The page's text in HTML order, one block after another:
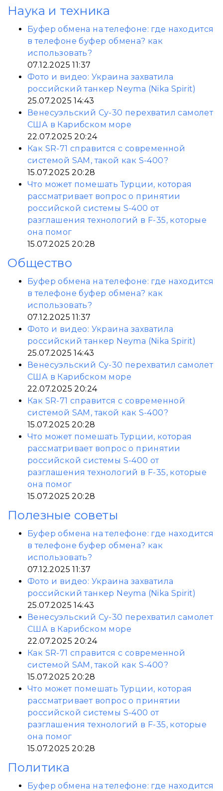
Наука и техника
Буфер обмена на телефоне: где находится
в телефоне буфер обмена? как
использовать?
07.12.2025 11:37
Фото и видео: Украина захватила
российский танкер Neyma (Nika Spirit)
25.07.2025 14:43
Венесуэльский Су-30 перехватил самолет
США в Карибском море
22.07.2025 20:24
Как SR-71 справится с современной
системой SAM, такой как S-400?
15.07.2025 20:28
Что может помешать Турции, которая
рассматривает вопрос о принятии
российской системы S-400 от
разглашения технологий в F-35, которые
она помог
15.07.2025 20:28
Общество
Буфер обмена на телефоне: где находится
в телефоне буфер обмена? как
использовать?
07.12.2025 11:37
Фото и видео: Украина захватила
российский танкер Neyma (Nika Spirit)
25.07.2025 14:43
Венесуэльский Су-30 перехватил самолет
США в Карибском море
22.07.2025 20:24
Как SR-71 справится с современной
системой SAM, такой как S-400?
15.07.2025 20:28
Что может помешать Турции, которая
рассматривает вопрос о принятии
российской системы S-400 от
разглашения технологий в F-35, которые
она помог
15.07.2025 20:28
Полезные советы
Буфер обмена на телефоне: где находится
в телефоне буфер обмена? как
использовать?
07.12.2025 11:37
Фото и видео: Украина захватила
российский танкер Neyma (Nika Spirit)
25.07.2025 14:43
Венесуэльский Су-30 перехватил самолет
США в Карибском море
22.07.2025 20:24
Как SR-71 справится с современной
системой SAM, такой как S-400?
15.07.2025 20:28
Что может помешать Турции, которая
рассматривает вопрос о принятии
российской системы S-400 от
разглашения технологий в F-35, которые
она помог
15.07.2025 20:28
Политика
Буфер обмена на телефоне: где находится